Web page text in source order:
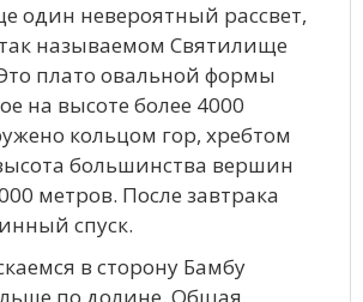
один невероятный рассвет,
называемом Святилище
плато овальной формы
на высоте более 4000
кольцом гор, хребтом
большинства вершин
метров. После завтрака
спуск.
в сторону Бамбу